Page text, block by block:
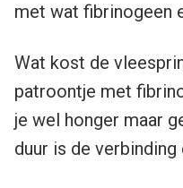
met wat fibrinogeen
Wat kost de
patroontje met
je wel honger maar
duur is de verbinding